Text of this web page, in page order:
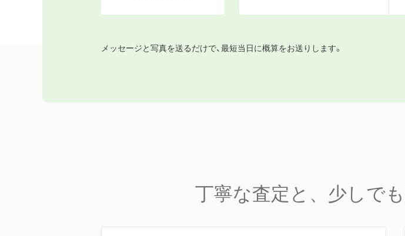
メッセージと写真を送るだけで、最短当日に概算をお送りします。
丁寧な査定と、少しで